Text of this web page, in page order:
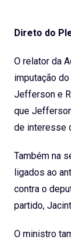
Direto do
O relator da
imputação
Jefferson e
que
de interesse
Também na
ligados ao
contra o
partido,
O ministro